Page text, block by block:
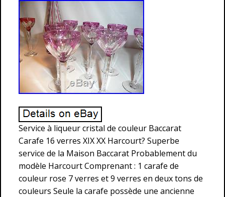
Service à liqueur cristal de couleur Baccarat
Carafe 16 verres XIX XX Harcourt? Superbe
service de la Maison Baccarat Probablement du
modèle Harcourt Comprenant : 1 carafe de
couleur rose 7 verres et 9 verres en deux tons de
couleurs Seule la carafe possède une ancienne